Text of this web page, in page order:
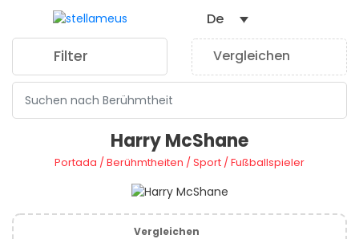
Filter Vergleichen
De
Harry McShane
Portada /Berühmtheiten /Sport /Fußballspieler
Vergleichen